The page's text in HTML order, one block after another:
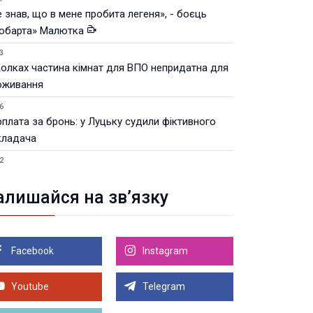
знав, що в мене пробита легеня», - боєць
Малютка
частина кімнат для ВПО непридатна для
за бронь: у Луцьку судили фіктивного
21:18
телеоб'єктивів Sigma Sports та Sony G-
21:00
на 99,9% готовий новий Державний
простір. ВІДЕО
Більше новин
на зв’язку
Facebook Instagram
Youtube Telegram